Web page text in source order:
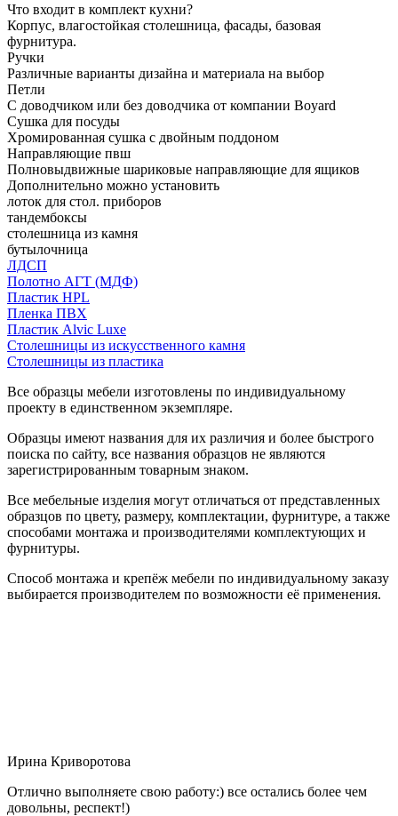
Что входит в комплект кухни?
Корпус, влагостойкая столешница, фасады, базовая
фурнитура.
Ручки
Различные варианты дизайна и материала на выбор
Петли
С доводчиком или без доводчика от компании Boyard
Сушка для посуды
Хромированная сушка с двойным поддоном
Направляющие пвш
Полновыдвижные шариковые направляющие для ящиков
Дополнительно можно установить
лоток для стол. приборов
тандембоксы
столешница из камня
бутылочница
ЛДСП
Полотно АГТ (МДФ)
Пластик HPL
Пленка ПВХ
Пластик Alvic Luxe
Столешницы из искусственного камня
Столешницы из пластика
Все образцы мебели изготовлены по индивидуальному
проекту в единственном экземпляре.
Образцы имеют названия для их различия и более быстрого
поиска по сайту, все названия образцов не являются
зарегистрированным товарным знаком.
Все мебельные изделия могут отличаться от представленных
образцов по цвету, размеру, комплектации, фурнитуре, а также
способами монтажа и производителями комплектующих и
фурнитуры.
Способ монтажа и крепёж мебели по индивидуальному заказу
выбирается производителем по возможности её применения.
Ирина Криворотова
Отлично выполняете свою работу:) все остались более чем
довольны, респект!)